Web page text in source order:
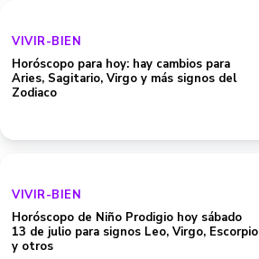
VIVIR-BIEN
Horóscopo para hoy: hay cambios para
Aries, Sagitario, Virgo y más signos del
Zodiaco
VIVIR-BIEN
Horóscopo de Niño Prodigio hoy sábado
13 de julio para signos Leo, Virgo, Escorpio
y otros